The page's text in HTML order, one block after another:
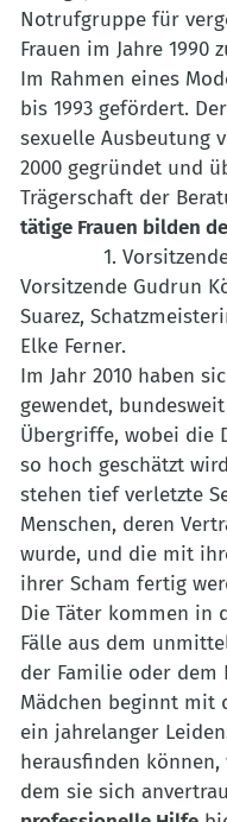
Notrufgruppe für
Frauen im Jahre 1990
Im Rahmen eines
bis 1993 gefördert.
sexuelle Ausbeutung
2000 gegründet und
Trägerschaft der
tätige Frauen bilden
1. Vorsitzende ist
Vorsitzende Gudrun
Suarez,
Elke Ferner.
Im Jahr 2010 haben
gewendet,
Übergriffe, wobei die
so hoch geschätzt
stehen tief verletzte
Menschen, deren
wurde, und die mit
ihrer Scham fertig
Die Täter kommen in
Fälle aus dem
der Familie oder dem
Mädchen beginnt mit
ein jahrelanger
herausfinden
dem sie sich